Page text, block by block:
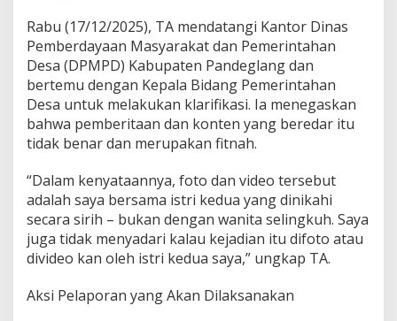
Rabu (17/12/2025), TA mendatangi Kantor Dinas
Pemberdayaan Masyarakat dan Pemerintahan
Desa (DPMPD) Kabupaten Pandeglang dan
bertemu dengan Kepala Bidang Pemerintahan
Desa untuk melakukan klarifikasi. Ia menegaskan
bahwa pemberitaan dan konten yang beredar itu
tidak benar dan merupakan fitnah.
“Dalam kenyataannya, foto dan video tersebut
adalah saya bersama istri kedua yang dinikahi
secara sirih – bukan dengan wanita selingkuh. Saya
juga tidak menyadari kalau kejadian itu difoto atau
divideo kan oleh istri kedua saya,” ungkap TA.
Aksi Pelaporan yang Akan Dilaksanakan